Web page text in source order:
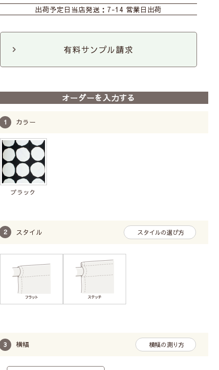
シェード幕体 カフェ のれん
マルチクロス タペストリー
出荷予定日 当店発送：7-14 営業日出荷
有料サンプル請求
オーダーを入力する
カラー
ブラック
スタイル スタイルの選び方
横幅 横幅の測り方